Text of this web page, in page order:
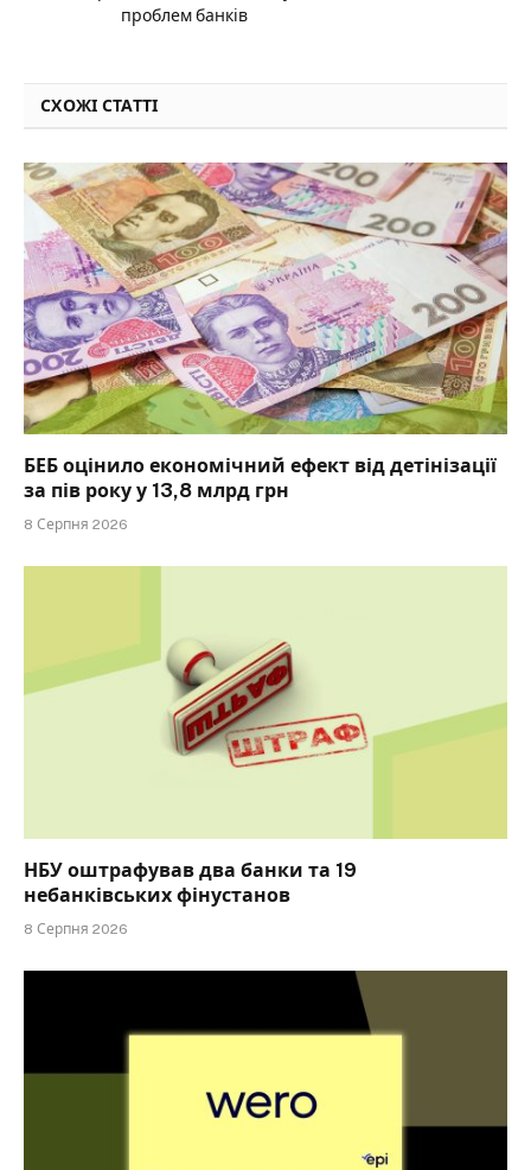
проблем банків
СХОЖІ СТАТТІ
БЕБ оцінило економічний ефект від детінізації
за пів року у 13,8 млрд грн
8 Серпня 2026
НБУ оштрафував два банки та 19
небанківських фінустанов
8 Серпня 2026